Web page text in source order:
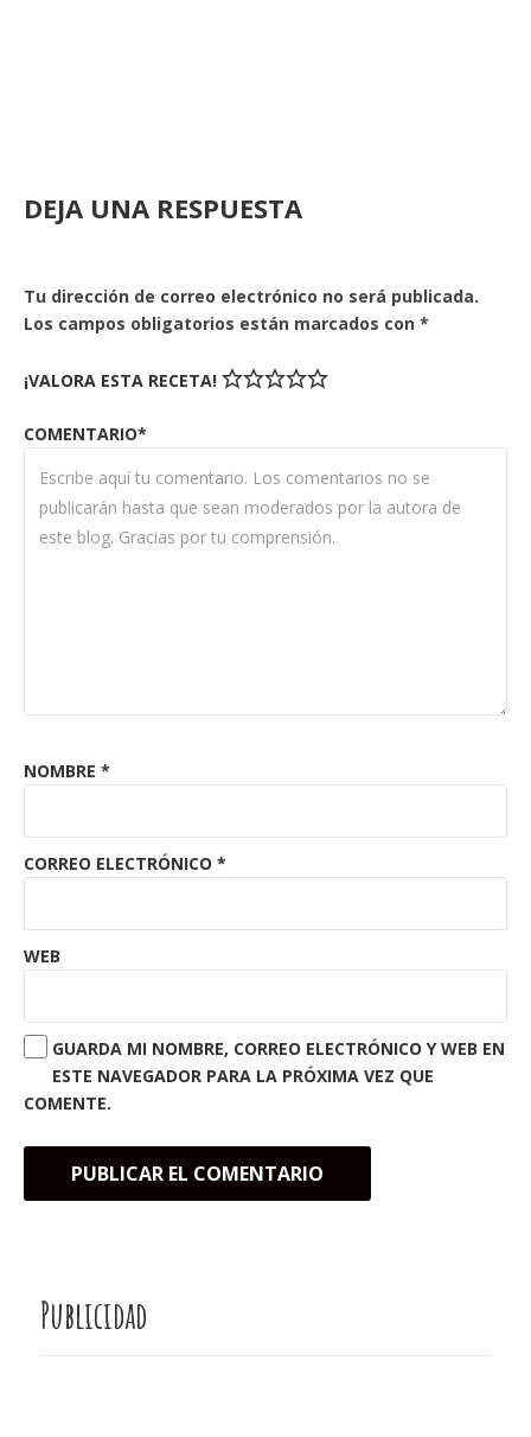
DEJA UNA RESPUESTA
Tu dirección de correo electrónico no será publicada.
Los campos obligatorios están marcados con *
¡VALORA ESTA RECETA!
COMENTARIO*
NOMBRE *
CORREO ELECTRÓNICO *
WEB
GUARDA MI NOMBRE, CORREO ELECTRÓNICO Y WEB EN
ESTE NAVEGADOR PARA LA PRÓXIMA VEZ QUE
COMENTE.
Publicidad